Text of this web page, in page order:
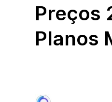
Preços
Planos